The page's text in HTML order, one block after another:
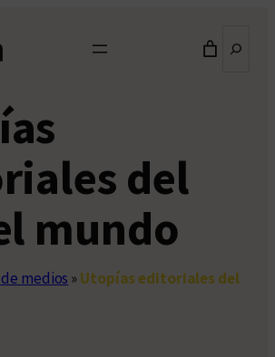
del
mundo
medios »Utopías editoriales del